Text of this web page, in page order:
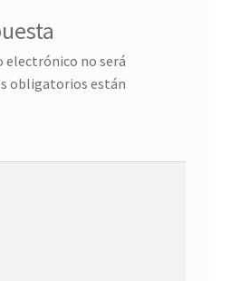
electrónico no será
obligatorios están